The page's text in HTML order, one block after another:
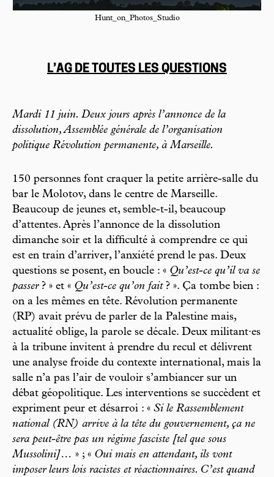
Hunt_on_Photos_Studio
L’AG DE TOUTES LES QUESTIONS
Mardi 11 juin. Deux jours après l’annonce de la
dissolution, Assemblée générale de l’organisation
politique Révolution permanente, à Marseille.
150 personnes font craquer la petite arrière-salle du
bar le Molotov, dans le centre de Marseille.
Beaucoup de jeunes et, semble-t-il, beaucoup
d’attentes. Après l’annonce de la dissolution
dimanche soir et la difficulté à comprendre ce qui
est en train d’arriver, l’anxiété prend le pas. Deux
questions se posent, en boucle : « Qu’est-ce qu’il va se
passer? » et « Qu’est-ce qu’on fait? ». Ça tombe bien :
on a les mêmes en tête. Révolution permanente
(RP) avait prévu de parler de la Palestine mais,
actualité oblige, la parole se décale. Deux militant·es
à la tribune invitent à prendre du recul et délivrent
une analyse froide du contexte international, mais la
salle n’a pas l’air de vouloir s’ambiancer sur un
débat géopolitique. Les interventions se succèdent et
expriment peur et désarroi : « Si le Rassemblement
national (RN) arrive à la tête du gouvernement, ça ne
sera peut-être pas un régime fasciste [tel que sous
Mussolini]… » ; « Oui mais en attendant, ils vont
imposer leurs lois racistes et réactionnaires. C’est quand